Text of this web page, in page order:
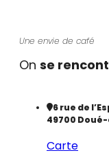
Une envie de café
On se
6 rue de
49700
Carte